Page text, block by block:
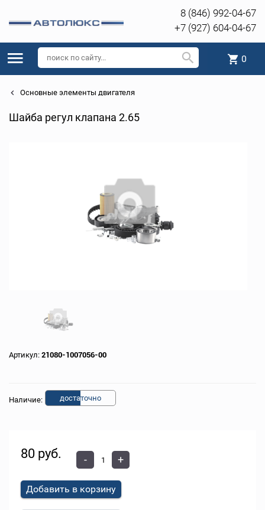
8 (846) 992-04-67
+7 (927) 604-04-67
0
Основные элементы двигателя
Шайба регул клапана 2.65
Артикул: 21080-1007056-00
Наличие: достаточно
80 руб. - +
Добавить в корзину